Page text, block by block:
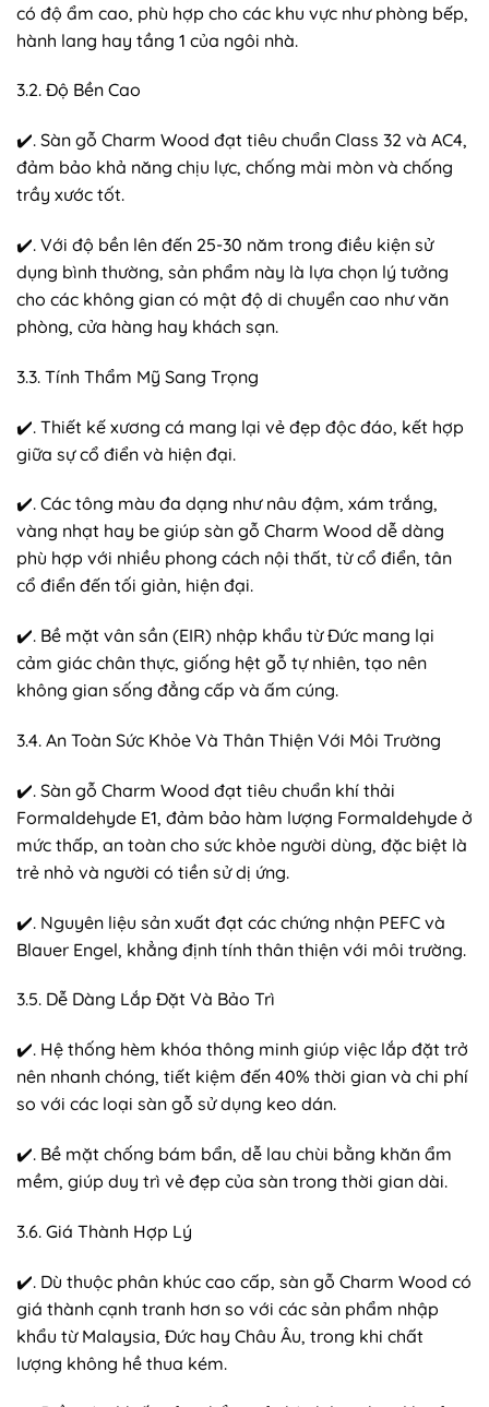
có độ ẩm cao, phù hợp cho các khu vực như phòng bếp,
hành lang hay tầng 1 của ngôi nhà.
3.2. Độ Bền Cao
✔️. Sàn gỗ Charm Wood đạt tiêu chuẩn Class 32 và AC4,
đảm bảo khả năng chịu lực, chống mài mòn và chống
trầy xước tốt.
✔️. Với độ bền lên đến 25-30 năm trong điều kiện sử
dụng bình thường, sản phẩm này là lựa chọn lý tưởng
cho các không gian có mật độ di chuyển cao như văn
phòng, cửa hàng hay khách sạn.
3.3. Tính Thẩm Mỹ Sang Trọng
✔️. Thiết kế xương cá mang lại vẻ đẹp độc đáo, kết hợp
giữa sự cổ điển và hiện đại.
✔️. Các tông màu đa dạng như nâu đậm, xám trắng,
vàng nhạt hay be giúp sàn gỗ Charm Wood dễ dàng
phù hợp với nhiều phong cách nội thất, từ cổ điển, tân
cổ điển đến tối giản, hiện đại.
✔️. Bề mặt vân sần (EIR) nhập khẩu từ Đức mang lại
cảm giác chân thực, giống hệt gỗ tự nhiên, tạo nên
không gian sống đẳng cấp và ấm cúng.
3.4. An Toàn Sức Khỏe Và Thân Thiện Với Môi Trường
✔️. Sàn gỗ Charm Wood đạt tiêu chuẩn khí thải
Formaldehyde E1, đảm bảo hàm lượng Formaldehyde ở
mức thấp, an toàn cho sức khỏe người dùng, đặc biệt là
trẻ nhỏ và người có tiền sử dị ứng.
✔️. Nguyên liệu sản xuất đạt các chứng nhận PEFC và
Blauer Engel, khẳng định tính thân thiện với môi trường.
3.5. Dễ Dàng Lắp Đặt Và Bảo Trì
✔️. Hệ thống hèm khóa thông minh giúp việc lắp đặt trở
nên nhanh chóng, tiết kiệm đến 40% thời gian và chi phí
so với các loại sàn gỗ sử dụng keo dán.
✔️. Bề mặt chống bám bẩn, dễ lau chùi bằng khăn ẩm
mềm, giúp duy trì vẻ đẹp của sàn trong thời gian dài.
3.6. Giá Thành Hợp Lý
✔️. Dù thuộc phân khúc cao cấp, sàn gỗ Charm Wood có
giá thành cạnh tranh hơn so với các sản phẩm nhập
khẩu từ Malaysia, Đức hay Châu Âu, trong khi chất
lượng không hề thua kém.